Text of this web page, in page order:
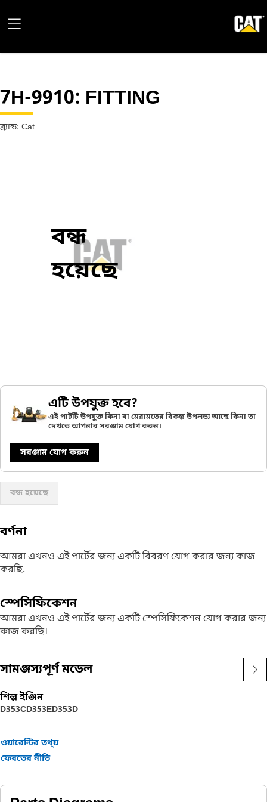
7H-9910: FITTING
ব্র্যান্ড: Cat
বন্ধ
হয়েছে
এটি উপযুক্ত হবে?
এই পার্টটি উপযুক্ত কিনা বা মেরামতের বিকল্প উপলভ্য আছে কিনা তা
দেখতে আপনার সরঞ্জাম যোগ করুন।
সরঞ্জাম যোগ করুন
বন্ধ হয়েছে
বর্ণনা
আমরা এখনও এই পার্টের জন্য একটি বিবরণ যোগ করার জন্য কাজ
করছি.
স্পেসিফিকেশন
আমরা এখনও এই পার্টের জন্য একটি স্পেসিফিকেশন যোগ করার জন্য
কাজ করছি।
সামঞ্জস্যপূর্ণ মডেল
শিল্প ইঞ্জিন
D353CD353ED353D
ওয়ারেন্টির তথ্য়
ফেরতের নীতি